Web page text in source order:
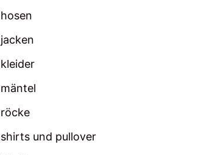
hosen
jacken
kleider
mäntel
röcke
shirts und pullover